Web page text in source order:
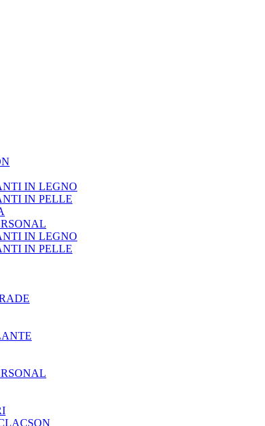
IN LEGNO
IN PELLE
IN LEGNO
IN PELLE